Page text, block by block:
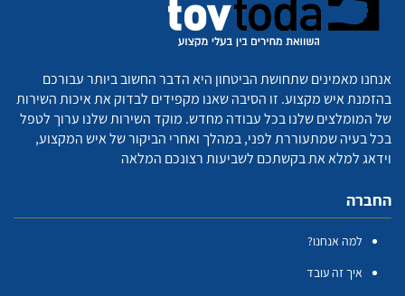
אנחנו מאמינים שתחושת הביטחון היא הדבר החשוב ביותר עבורכם
בהזמנת איש מקצוע. זו הסיבה שאנו מקפידים לבדוק את איכות השירות
של המומלצים שלנו בכל עבודה מחדש. מוקד השירות שלנו ערוך לטפל
בכל בעיה שמתעוררת לפני, במהלך ואחרי הביקור של איש המקצוע,
וידאג למלא את בקשתכם לשביעות רצונכם המלאה
החברה
למה אנחנו?
איך זה עובד